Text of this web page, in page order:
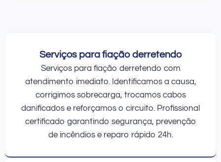
Serviços para fiação derretendo
Serviços para fiação derretendo com
atendimento imediato. Identificamos a causa,
corrigimos sobrecarga, trocamos cabos
danificados e reforçamos o circuito. Profissional
certificado garantindo segurança, prevenção
de incêndios e reparo rápido 24h.